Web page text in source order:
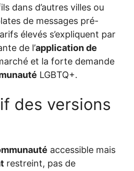
dans d’autres villes ou
de messages pré-
élevés s’expliquent par
de l’application de
et la forte demande
LGBTQ+.
des versions
accessible mais
restreint, pas de